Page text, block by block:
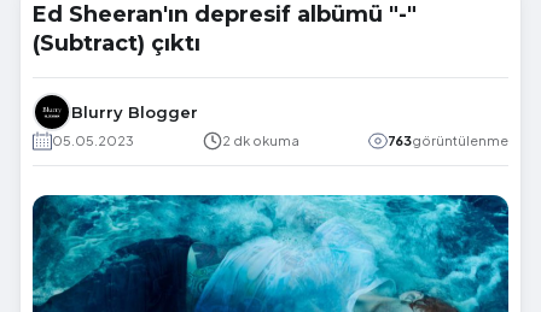
Ed Sheeran'ın depresif albümü "-"
(Subtract) çıktı
Blurry Blogger
05.05.2023 2 dk okuma 763görüntülenme